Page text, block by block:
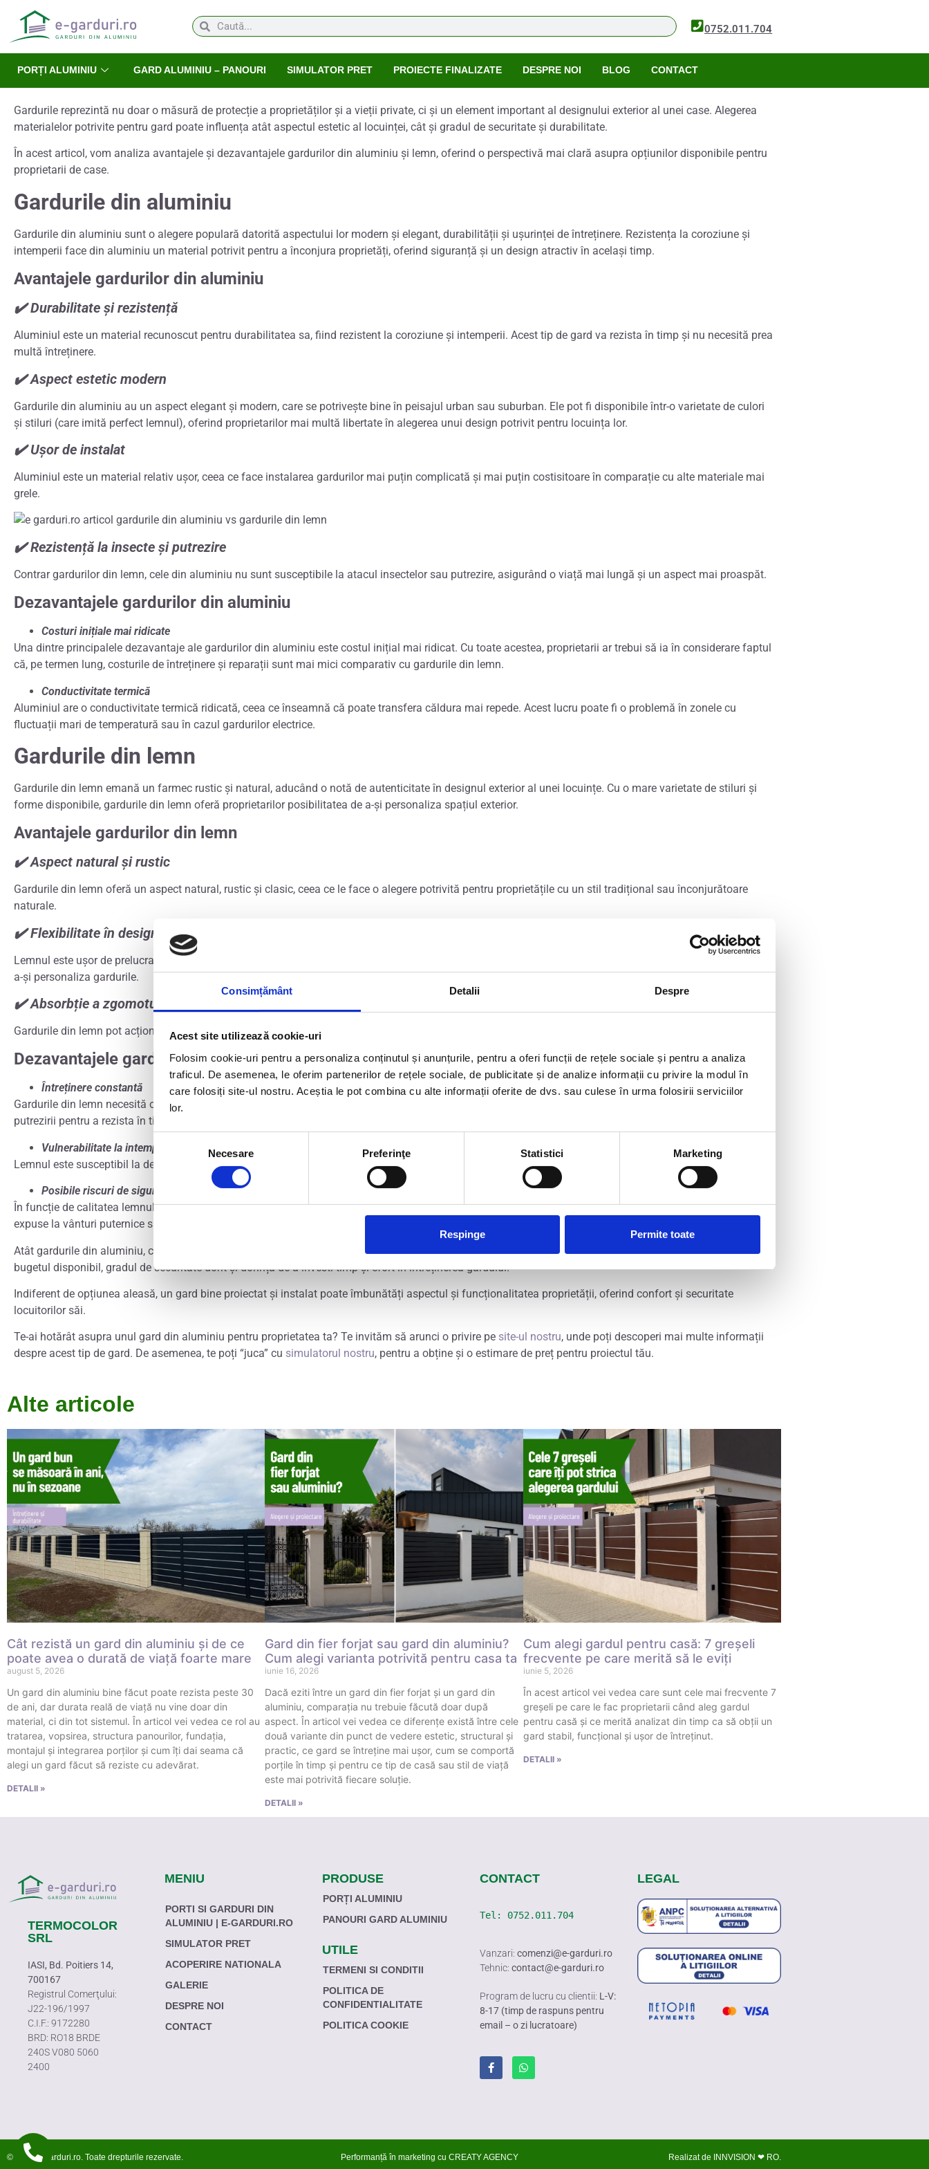
Consimțământ Detalii Despre
Acest site utilizează cookie-uri
Folosim cookie-uri pentru a personaliza conținutul și anunțurile, pentru a oferi funcții de rețele sociale și pentru a analiza
traficul. De asemenea, le oferim partenerilor de rețele sociale, de publicitate și de analize informații cu privire la modul în
care folosiți site-ul nostru. Aceștia le pot combina cu alte informații oferite de dvs. sau culese în urma folosirii serviciilor
lor.
consimțământului
Necesare Preferinţe Statistici Marketing
Respinge Permite toate
0752.011.704
PORȚI ALUMINIU GARD ALUMINIU – PANOURI SIMULATOR PRET PROIECTE FINALIZATE DESPRE NOI BLOG CONTACT
Gardurile reprezintă nu doar o măsură de protecție a proprietăților și a vieții private, ci și un element important al designului exterior al unei case. Alegerea
materialelor potrivite pentru gard poate influența atât aspectul estetic al locuinței, cât și gradul de securitate și durabilitate.
În acest articol, vom analiza avantajele și dezavantajele gardurilor din aluminiu și lemn, oferind o perspectivă mai clară asupra opțiunilor disponibile pentru
proprietarii de case.
Gardurile din aluminiu
Gardurile din aluminiu sunt o alegere populară datorită aspectului lor modern și elegant, durabilității și ușurinței de întreținere. Rezistența la coroziune și
intemperii face din aluminiu un material potrivit pentru a înconjura proprietăți, oferind siguranță și un design atractiv în același timp.
Avantajele gardurilor din aluminiu
✔️ Durabilitate și rezistență
Aluminiul este un material recunoscut pentru durabilitatea sa, fiind rezistent la coroziune și intemperii. Acest tip de gard va rezista în timp și nu necesită prea
multă întreținere.
✔️ Aspect estetic modern
Gardurile din aluminiu au un aspect elegant și modern, care se potrivește bine în peisajul urban sau suburban. Ele pot fi disponibile într-o varietate de culori
și stiluri (care imită perfect lemnul), oferind proprietarilor mai multă libertate în alegerea unui design potrivit pentru locuința lor.
✔️ Ușor de instalat
Aluminiul este un material relativ ușor, ceea ce face instalarea gardurilor mai puțin complicată și mai puțin costisitoare în comparație cu alte materiale mai
grele.
✔️ Rezistență la insecte și putrezire
Contrar gardurilor din lemn, cele din aluminiu nu sunt susceptibile la atacul insectelor sau putrezire, asigurând o viață mai lungă și un aspect mai proaspăt.
Dezavantajele gardurilor din aluminiu
Costuri inițiale mai ridicate
Una dintre principalele dezavantaje ale gardurilor din aluminiu este costul inițial mai ridicat. Cu toate acestea, proprietarii ar trebui să ia în considerare faptul
că, pe termen lung, costurile de întreținere și reparații sunt mai mici comparativ cu gardurile din lemn.
Conductivitate termică
Aluminiul are o conductivitate termică ridicată, ceea ce înseamnă că poate transfera căldura mai repede. Acest lucru poate fi o problemă în zonele cu
fluctuații mari de temperatură sau în cazul gardurilor electrice.
Gardurile din lemn
Gardurile din lemn emană un farmec rustic și natural, aducând o notă de autenticitate în designul exterior al unei locuințe. Cu o mare varietate de stiluri și
forme disponibile, gardurile din lemn oferă proprietarilor posibilitatea de a-și personaliza spațiul exterior.
Avantajele gardurilor din lemn
✔️ Aspect natural și rustic
Gardurile din lemn oferă un aspect natural, rustic și clasic, ceea ce le face o alegere potrivită pentru proprietățile cu un stil tradițional sau înconjurătoare
naturale.
✔️ Flexibilitate în design
Lemnul este ușor de prelucrat, ceea ce înseamnă că gardurile din lemn pot fi realizate într-o varietate de stiluri și forme, oferind proprietarilor posibilitatea de
a-și personaliza gardurile.
✔️ Absorbție a zgomotului și intimitate
Gardurile din lemn pot acționa ca bariere naturale de sunet și asigură intimitate în curtea casei.
Dezavantajele gardurilor din lemn
Întreținere constantă
Gardurile din lemn necesită o întreținere mai intensă decât cele din aluminiu. Ele trebuie vopsite, impermeabilizate și protejate împotriva atacului insectelor și
putrezirii pentru a rezista în timp.
Vulnerabilitate la intemperii
Lemnul este susceptibil la degradare cauzată de condițiile meteorologice nefavorabile, precum expunerea la soare, ploaie, zăpadă sau umiditate excesivă.
Posibile riscuri de siguranță
În funcție de calitatea lemnului utilizat, gardurile pot fi mai vulnerabile la deteriorare și rupere, ceea ce poate crea riscuri de siguranță, mai ales în zonele
expuse la vânturi puternice sau alte fenomene meteorologice extreme.
Atât gardurile din aluminiu, cât și cele din lemn au avantaje și dezavantaje specifice. Alegerea materialului depinde de preferințele estetice ale proprietarilor,
bugetul disponibil, gradul de securitate dorit și dorința de a investi timp și efort în întreținerea gardului.
Indiferent de opțiunea aleasă, un gard bine proiectat și instalat poate îmbunătăți aspectul și funcționalitatea proprietății, oferind confort și securitate
locuitorilor săi.
Te-ai hotărât asupra unul gard din aluminiu pentru proprietatea ta? Te invităm să arunci o privire pe site-ul nostru, unde poți descoperi mai multe informații
despre acest tip de gard. De asemenea, te poți “juca” cu simulatorul nostru, pentru a obține și o estimare de preț pentru proiectul tău.
Alte articole
Cât rezistă un gard din aluminiu și de ce
poate avea o durată de viață foarte mare
august 5, 2026
Un gard din aluminiu bine făcut poate rezista peste 30
de ani, dar durata reală de viață nu vine doar din
material, ci din tot sistemul. În articol vei vedea ce rol au
tratarea, vopsirea, structura panourilor, fundația,
montajul și integrarea porților și cum îți dai seama că
alegi un gard făcut să reziste cu adevărat.
DETALII »
Gard din fier forjat sau gard din aluminiu?
Cum alegi varianta potrivită pentru casa ta
iunie 16, 2026
Dacă eziti între un gard din fier forjat și un gard din
aluminiu, comparația nu trebuie făcută doar după
aspect. În articol vei vedea ce diferențe există între cele
două variante din punct de vedere estetic, structural și
practic, ce gard se întreține mai ușor, cum se comportă
porțile în timp și pentru ce tip de casă sau stil de viață
este mai potrivită fiecare soluție.
DETALII »
Cum alegi gardul pentru casă: 7 greșeli
frecvente pe care merită să le eviți
iunie 5, 2026
În acest articol vei vedea care sunt cele mai frecvente 7
greșeli pe care le fac proprietarii când aleg gardul
pentru casă și ce merită analizat din timp ca să obții un
gard stabil, funcțional și ușor de întreținut.
DETALII »
TERMOCOLOR
SRL
IASI, Bd. Poitiers 14,
700167
Registrul Comerţului:
J22-196/1997
C.I.F.: 9172280
BRD: RO18 BRDE
240S V080 5060
2400
MENIU
PORTI SI GARDURI DIN
ALUMINIU | E-GARDURI.RO
SIMULATOR PRET
ACOPERIRE NATIONALA
GALERIE
DESPRE NOI
CONTACT
PRODUSE
PORȚI ALUMINIU
PANOURI GARD ALUMINIU
UTILE
TERMENI SI CONDITII
POLITICA DE
CONFIDENTIALITATE
POLITICA COOKIE
CONTACT
Tel: 0752.011.704
Vanzari: comenzi@e-garduri.ro
Tehnic: contact@e-garduri.ro
Program de lucru cu clientii: L-V:
8-17 (timp de raspuns pentru
email – o zi lucratoare)
LEGAL
© 2025 e-garduri.ro. Toate drepturile rezervate. Performanță în marketing cu CREATY AGENCY Realizat de INNVISION ❤ RO.